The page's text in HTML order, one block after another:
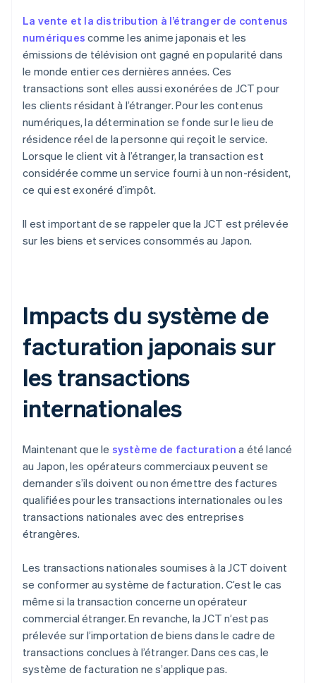
La vente et la distribution à l’étranger de contenus
numériques comme les anime japonais et les
émissions de télévision ont gagné en popularité dans
le monde entier ces dernières années. Ces
transactions sont elles aussi exonérées de JCT pour
les clients résidant à l’étranger. Pour les contenus
numériques, la détermination se fonde sur le lieu de
résidence réel de la personne qui reçoit le service.
Lorsque le client vit à l’étranger, la transaction est
considérée comme un service fourni à un non-résident,
ce qui est exonéré d’impôt.
Il est important de se rappeler que la JCT est prélevée
sur les biens et services consommés au Japon.
Impacts du système de
facturation japonais sur
les transactions
internationales
Maintenant que le système de facturation a été lancé
au Japon, les opérateurs commerciaux peuvent se
demander s’ils doivent ou non émettre des factures
qualifiées pour les transactions internationales ou les
transactions nationales avec des entreprises
étrangères.
Les transactions nationales soumises à la JCT doivent
se conformer au système de facturation. C’est le cas
même si la transaction concerne un opérateur
commercial étranger. En revanche, la JCT n’est pas
prélevée sur l’importation de biens dans le cadre de
transactions conclues à l’étranger. Dans ces cas, le
système de facturation ne s’applique pas.